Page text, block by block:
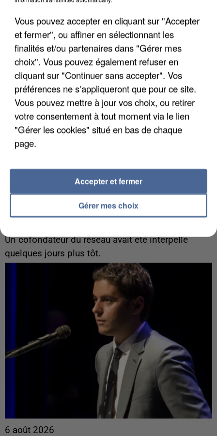
Intermarché après une...
concernées.
Un second cadre de la DZ Mafia interpellé en
Un cofondateur du réseau avait été interpellé
quelques jours plus tôt.
6 août 2026
Vous pouvez accepter en cliquant sur "Accepter
et fermer", ou affiner en sélectionnant les
finalités et/ou partenaires dans "Gérer mes
choix". Vous pouvez également refuser en
cliquant sur "Continuer sans accepter". Vos
préférences ne s'appliqueront que pour ce site.
Vous pouvez mettre à jour vos choix, ou retirer
votre consentement à tout moment via le lien
"Gérer les cookies" situé en bas de chaque
page.
Gérer mes choix
Accepter et fermer